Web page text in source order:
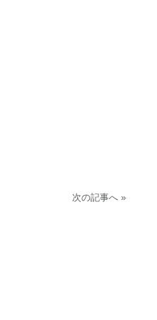
次の記事へ »